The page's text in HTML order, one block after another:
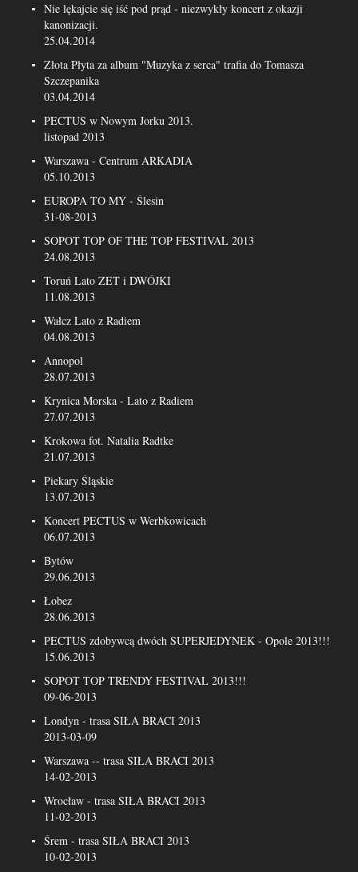
Nie lękajcie się iść pod prąd - niezwykły koncert z okazji
kanonizacji.
25.04.2014
Złota Płyta za album "Muzyka z serca" trafia do Tomasza
Szczepanika
03.04.2014
PECTUS w Nowym Jorku 2013.
listopad 2013
Warszawa - Centrum ARKADIA
05.10.2013
EUROPA TO MY - Ślesin
31-08-2013
SOPOT TOP OF THE TOP FESTIVAL 2013
24.08.2013
Toruń Lato ZET i DWÓJKI
11.08.2013
Wałcz Lato z Radiem
04.08.2013
Annopol
28.07.2013
Krynica Morska - Lato z Radiem
27.07.2013
Krokowa fot. Natalia Radtke
21.07.2013
Piekary Śląskie
13.07.2013
Koncert PECTUS w Werbkowicach
06.07.2013
Bytów
29.06.2013
Łobez
28.06.2013
PECTUS zdobywcą dwóch SUPERJEDYNEK - Opole 2013!!!
15.06.2013
SOPOT TOP TRENDY FESTIVAL 2013!!!
09-06-2013
Londyn - trasa SIŁA BRACI 2013
2013-03-09
Warszawa -- trasa SIŁA BRACI 2013
14-02-2013
Wrocław - trasa SIŁA BRACI 2013
11-02-2013
Śrem - trasa SIŁA BRACI 2013
10-02-2013